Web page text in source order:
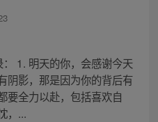
1. 明天的你，会感谢今天
阴影，那是因为你的背后有
要全力以赴，包括喜欢自
，...